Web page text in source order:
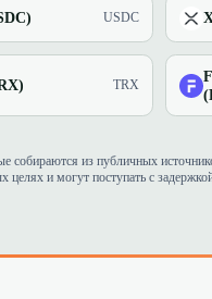
USDC
TRX
собираются из публичных
и могут поступать с